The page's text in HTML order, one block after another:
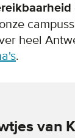
heel
.
van